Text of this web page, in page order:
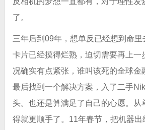
了。
三年后到09年，想单反已经想到命
卡片已经摸得烂熟，迫切需要再上一
况确实有点紧张，谁叫该死的全球金
最后找到一个解决方案，入了二手
头。也还是算满足了自己的心愿。从
得就更顺手了。11年春节，把机器